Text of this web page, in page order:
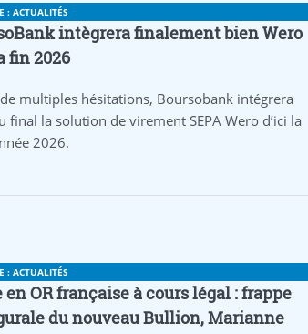
: ACTUALITÉS
intègrera finalement bien Wero
fin 2026
multiples hésitations, Boursobank intégrera
final la solution de virement SEPA Wero d’ici la
2026.
: ACTUALITÉS
en OR française à cours légal : frappe
du nouveau Bullion, Marianne